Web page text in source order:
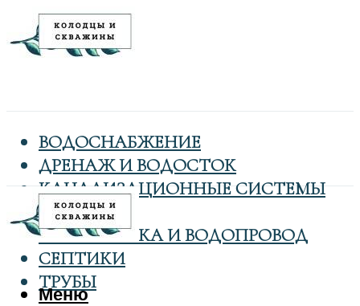
ВОДОСНАБЖЕНИЕ
ДРЕНАЖ И ВОДОСТОК
КАНАЛИЗАЦИОННЫЕ СИСТЕМЫ
КОЛОДЦЫ
САНТЕХНИКА И ВОДОПРОВОД
СЕПТИКИ
ТРУБЫ
Меню